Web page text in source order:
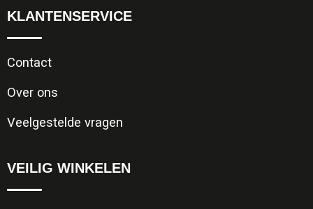
KLANTENSERVICE
Contact
Over ons
Veelgestelde vragen
VEILIG WINKELEN